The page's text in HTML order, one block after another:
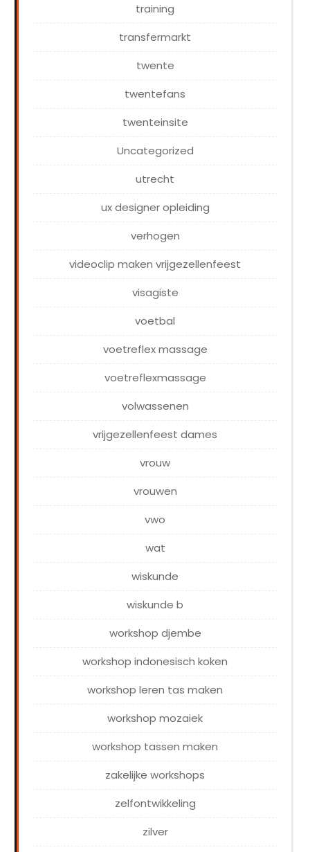
training
transfermarkt
twente
twentefans
twenteinsite
Uncategorized
utrecht
ux designer opleiding
verhogen
videoclip maken vrijgezellenfeest
visagiste
voetbal
voetreflex massage
voetreflexmassage
volwassenen
vrijgezellenfeest dames
vrouw
vrouwen
vwo
wat
wiskunde
wiskunde b
workshop djembe
workshop indonesisch koken
workshop leren tas maken
workshop mozaiek
workshop tassen maken
zakelijke workshops
zelfontwikkeling
zilver